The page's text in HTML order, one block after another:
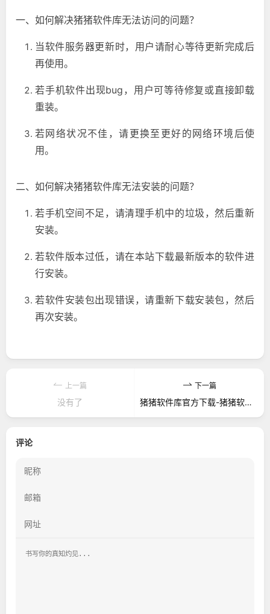
一、如何解决猪猪软件库无法访问的问题？
当软件服务器更新时，用户请耐心等待更新完成后
再使用。
若手机软件出现bug，用户可等待修复或直接卸载
重装。
若网络状况不佳，请更换至更好的网络环境后使
用。
二、如何解决猪猪软件库无法安装的问题？
若手机空间不足，请清理手机中的垃圾，然后重新
安装。
若软件版本过低，请在本站下载最新版本的软件进
行安装。
若软件安装包出现错误，请重新下载安装包，然后
再次安装。
上一篇
没有了
下一篇
猪猪软件库官方下载-猪猪软件库2024最新版本下载v10.0
评论